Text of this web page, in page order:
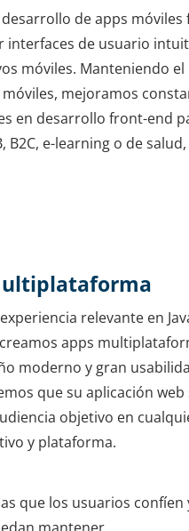
de apps móviles
interfaces de usuario
móviles. Manteniendo
mejoramos
en desarrollo front-end
B2C, e-learning o de
relevante en
apps
moderno y gran
que su aplicación web
objetivo en
y plataforma.
que los usuarios confíen